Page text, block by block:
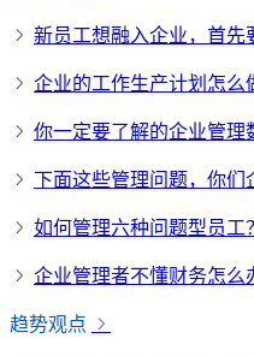
新员工想融入企业，首先
企业的工作生产计划怎么
你一定要了解的企业管理
下面这些管理问题，你们
如何管理六种问题型员工？
企业管理者不懂财务怎么
趋势观点